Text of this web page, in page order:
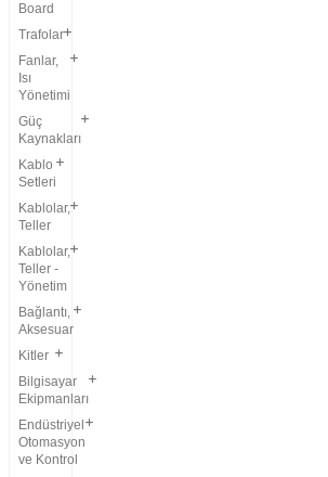
Board
Trafolar
Fanlar,
Isı
Yönetimi
Güç
Kaynakları
Kablo
Setleri
Kablolar,
Teller
Kablolar,
Teller -
Yönetim
Bağlantı,
Aksesuar
Kitler
Bilgisayar
Ekipmanları
Endüstriyel
Otomasyon
ve Kontrol